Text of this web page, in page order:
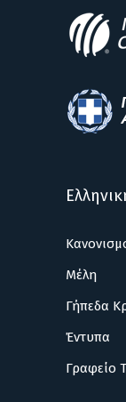
Μέλη
Γήπεδα
Έντυπα
Γραφείο